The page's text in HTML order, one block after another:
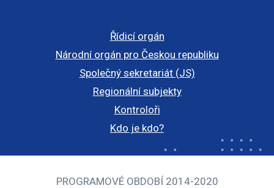
Řídicí orgán
Národní orgán pro Českou republiku
Společný sekretariát (JS)
Regionální subjekty
Kontroloři
Kdo je kdo?
PROGRAMOVÉ OBDOBÍ 2014-2020